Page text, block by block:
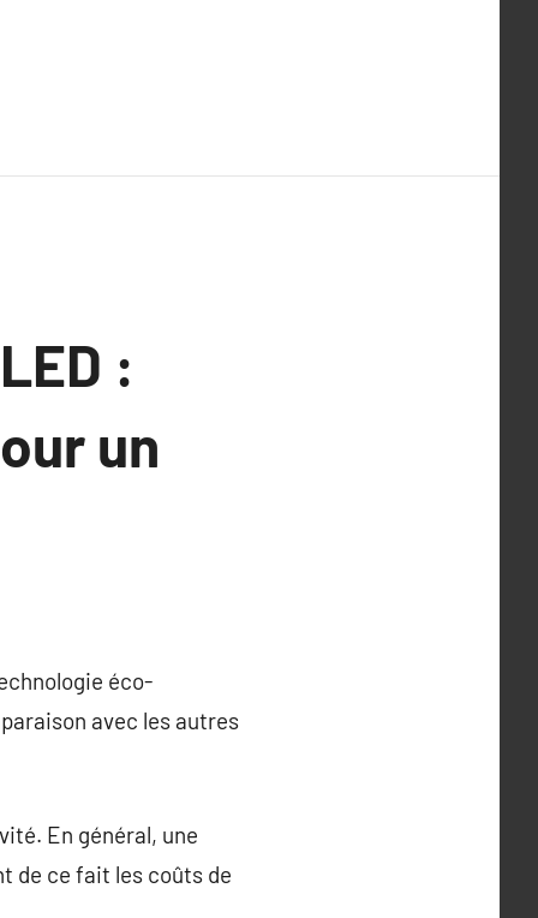
:
un
éco-
avec les autres
En général, une
de ce fait les coûts de